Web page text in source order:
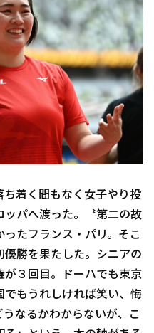
着く間もなく女子やり投
ッパへ渡った。〝第二の故
たフランス・パリ。そこ
勝を果たした。シニアの
３回目。ドーハでも東京
でもうれしければ笑い、悔
なるかわからないが、こ